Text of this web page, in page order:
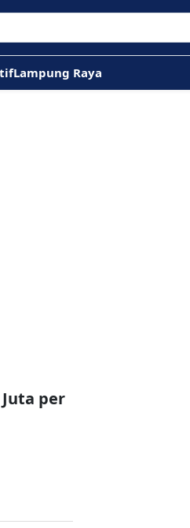
Lampung Raya
per